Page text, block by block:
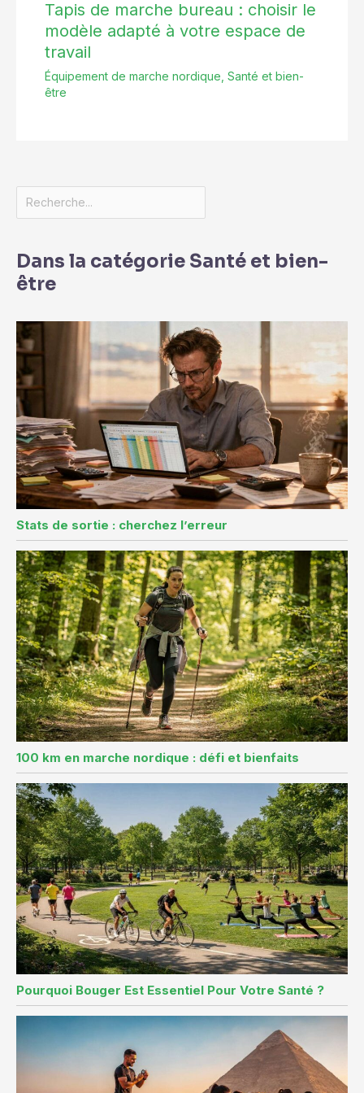
Tapis de marche bureau : choisir le
modèle adapté à votre espace de
travail
Équipement de marche nordique Santé et bien-
être
Dans la catégorie Santé et bien-
être
Stats de sortie : cherchez l’erreur
100 km en marche nordique : défi et bienfaits
Pourquoi Bouger Est Essentiel Pour Votre Santé ?